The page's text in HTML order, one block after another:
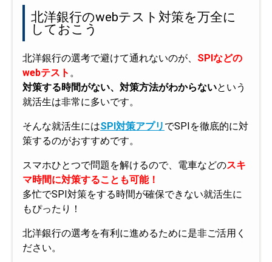
北洋銀行のwebテスト対策を万全に
しておこう
北洋銀行の選考で避けて通れないのが、 SPIなどの
webテスト 。
対策する時間がない、対策方法がわからないという
就活生は非常に多いです。
そんな就活生にはSPI対策アプリ でSPIを徹底的に対
策するのがおすすめです。
スマホひとつで問題を解けるので、電車などのスキ
マ時間に対策することも可能！
多忙でSPI対策をする時間が確保できない就活生に
もぴったり！
北洋銀行の選考を有利に進めるために是非ご活用く
ださい。